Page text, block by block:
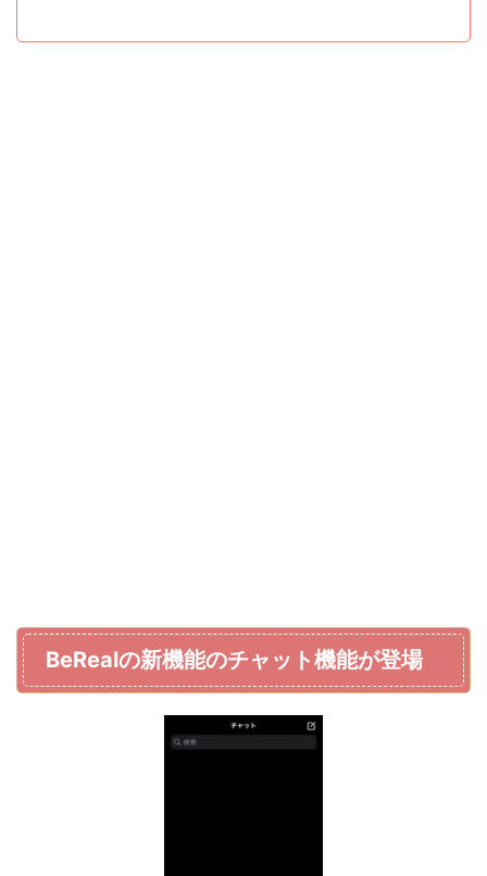
BeRealの新機能のチャット機能が登場